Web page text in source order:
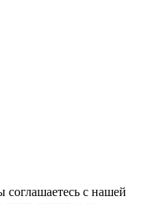
с нашей